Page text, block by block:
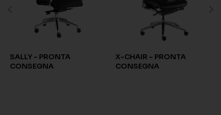
SALLY - PRONTA
CONSEGNA
X-CHAIR - PRONTA
CONSEGNA